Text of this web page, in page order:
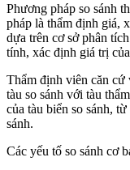
Phương pháp so sánh
pháp là thẩm định giá,
dựa trên cơ sở phân
tính, xác định giá trị
Thẩm định viên căn cứ
tàu so sánh với tàu
của tàu biển so sánh,
sánh.
Các yếu tố so sánh cơ